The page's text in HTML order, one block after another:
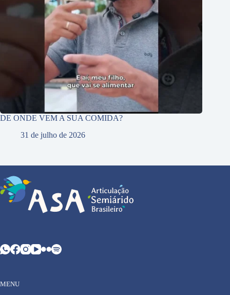
DE ONDE VEM A SUA COMIDA?
31 de julho de 2026
MENU